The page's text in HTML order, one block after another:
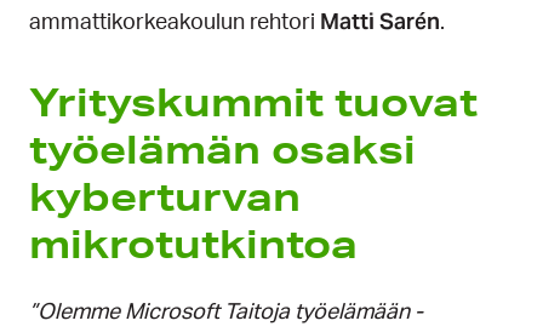
ammattikorkeakoulun rehtori Matti Sarén.
Yrityskummit tuovat
työelämän osaksi
kyberturvan
mikrotutkintoa
”Olemme Microsoft Taitoja työelämään -